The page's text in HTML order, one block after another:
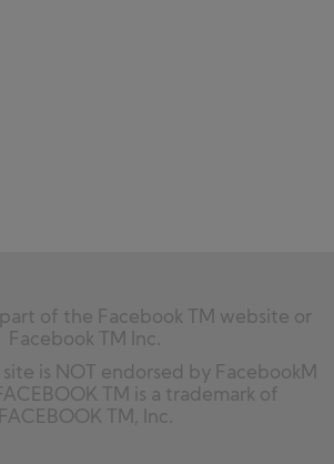
part of the Facebook TM website or
Facebook TM Inc.
is NOT endorsed by FacebookM
TM is a trademark of
FACEBOOK TM, Inc.